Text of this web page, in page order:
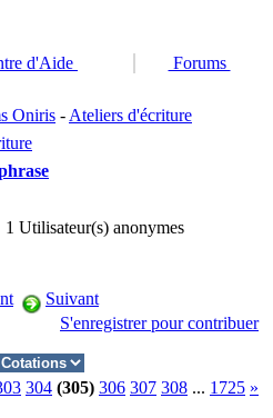
d'Aide
Forums
Oniris - Ateliers d'écriture
Utilisateur(s) anonymes
Suivant
S'enregistrer pour contribuer
304 (305) 306 307 308 ... 1725 »